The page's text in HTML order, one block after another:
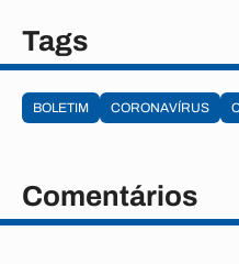
Tags
BOLETIM CORONAVÍRUS
Comentários